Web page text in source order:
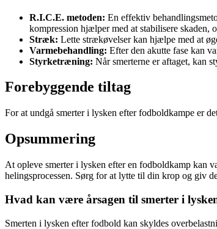
R.I.C.E. metoden: En effektiv
kompression hjælper med at stabilisere skaden,
Stræk: Lette strækøvelser kan hjælpe med at
Varmebehandling: Efter den akutte fase kan
Styrketræning: Når smerterne er aftaget, kan
Forebyggende tiltag
For at undgå smerter i lysken efter fodboldkampe er
Opsummering
At opleve smerter i lysken efter en fodboldkamp kan
helingsprocessen. Sørg for at lytte til din krop og giv
Hvad kan være årsagen til smerter i
Smerten i lysken efter fodbold kan skyldes